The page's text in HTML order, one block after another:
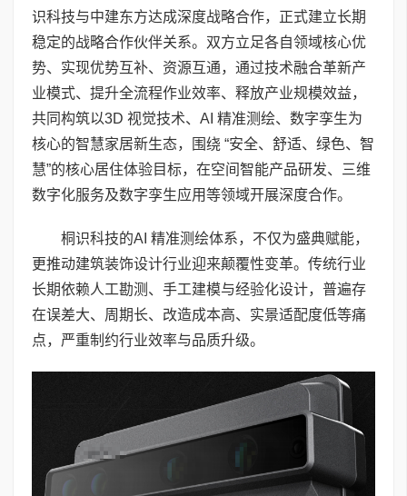
识科技与中建东方达成深度战略合作，正式建立长期
稳定的战略合作伙伴关系。双方立足各自领域核心优
势、实现优势互补、资源互通，通过技术融合革新产
业模式、提升全流程作业效率、释放产业规模效益，
共同构筑以3D 视觉技术、AI 精准测绘、数字孪生为
核心的智慧家居新生态，围绕 “安全、舒适、绿色、智
慧”的核心居住体验目标，在空间智能产品研发、三维
数字化服务及数字孪生应用等领域开展深度合作。
桐识科技的AI 精准测绘体系，不仅为盛典赋能，
更推动建筑装饰设计行业迎来颠覆性变革。传统行业
长期依赖人工勘测、手工建模与经验化设计，普遍存
在误差大、周期长、改造成本高、实景适配度低等痛
点，严重制约行业效率与品质升级。